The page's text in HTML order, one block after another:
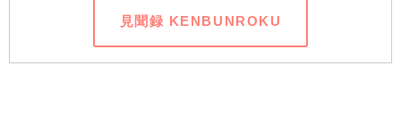
見聞録 KENBUNROKU